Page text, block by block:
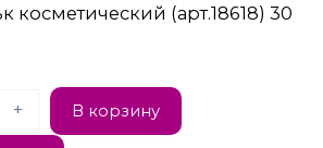
косметический (арт.18618) 30
+ В корзину